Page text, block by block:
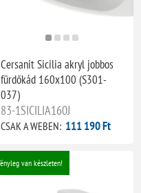
Cersanit Sicilia akryl jobbos
fürdőkád 160x100 (S301-
037)
83-1SICILIA160J
CSAK A WEBEN: 111 190 Ft
van készleten!